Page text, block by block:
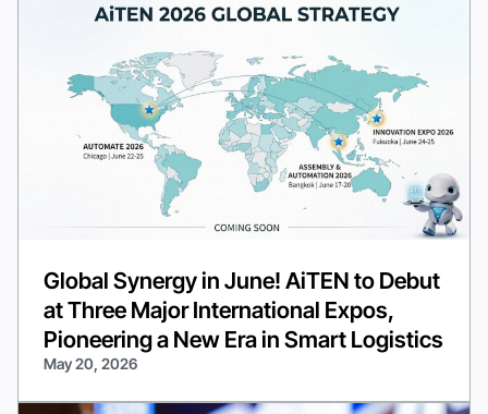
Global Synergy in June! AiTEN to Debut
at Three Major International Expos,
Pioneering a New Era in Smart Logistics
May 20, 2026